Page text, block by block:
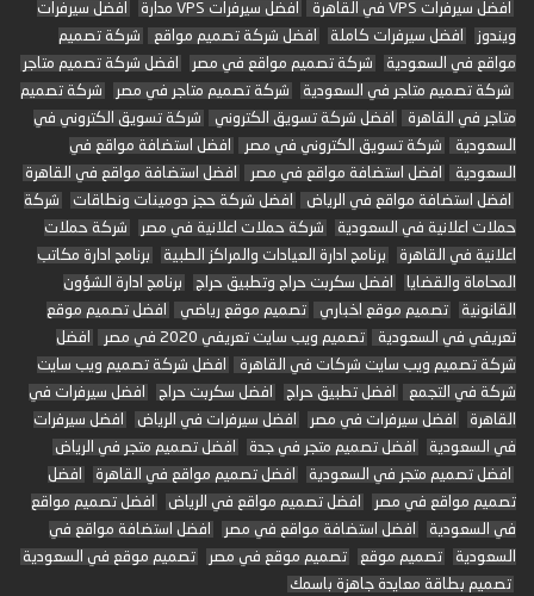
افضل سيرفرات VPS في القاهرة
افضل سيرفرات VPS مدارة
افضل سيرفرات
ويندوز
افضل سيرفرات كاملة افضل شركة تصميم مواقع
شركة تصميم
مواقع في السعودية
شركة تصميم مواقع في مصر
افضل شركة تصميم متاجر
شركة تصميم متاجر في السعودية
شركة تصميم متاجر في مصر
شركة تصميم
متاجر في القاهرة
افضل شركة تسويق الكتروني
شركة تسويق الكتروني في
السعودية
شركة تسويق الكتروني في مصر
افضل استضافة مواقع في
السعودية
افضل استضافة مواقع في مصر
افضل استضافة مواقع في القاهرة
افضل استضافة مواقع في الرياض
افضل شركة حجز دومينات ونطاقات
شركة
حملات اعلانية في السعودية
شركة حملات اعلانية في مصر
شركة حملات
اعلانية في القاهرة
برنامج ادارة العيادات والمراكز الطبية
برنامج ادارة مكاتب
المحاماة والقضايا
افضل سكربت حراج وتطبيق حراج
برنامج ادارة الشؤون
القانونية
تصميم موقع اخباري تصميم موقع رياضي
افضل تصميم موقع
تعريفي في السعودية
تصميم ويب سايت تعريفي 2020 في مصر
افضل
شركة تصميم ويب سايت شركات في القاهرة
افضل شركة تصميم ويب سايت
شركة في التجمع
افضل تطبيق حراج افضل سكربت حراج
افضل سيرفرات في
القاهرة
افضل سيرفرات في مصر افضل سيرفرات في الرياض
افضل سيرفرات
في السعودية
افضل تصميم متجر في جدة
افضل تصميم متجر في الرياض
افضل تصميم متجر في السعودية
افضل تصميم مواقع في القاهرة
افضل
تصميم مواقع في مصر
افضل تصميم مواقع في الرياض
افضل تصميم مواقع
في السعودية
افضل استضافة مواقع في مصر
افضل استضافة مواقع في
السعودية
تصميم موقع تصميم موقع في مصر
تصميم موقع في السعودية
تصميم بطاقة معايدة جاهزة باسمك